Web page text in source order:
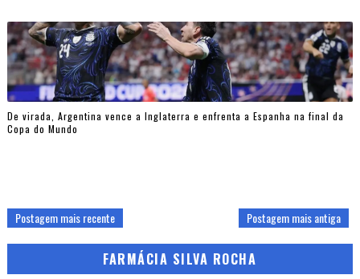
De virada, Argentina vence a Inglaterra e enfrenta a Espanha na final da
Copa do Mundo
Postagem mais recente Postagem mais antiga
FARMÁCIA SILVA ROCHA